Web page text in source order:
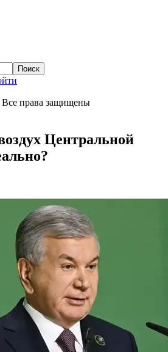
права защищены
Центральной